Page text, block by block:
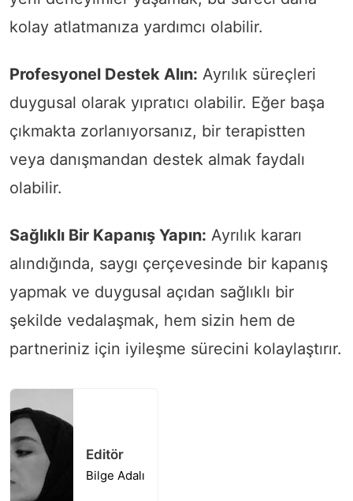
kolay atlatmanıza yardımcı olabilir.
Profesyonel Destek Alın: Ayrılık süreçleri
duygusal olarak yıpratıcı olabilir. Eğer başa
çıkmakta zorlanıyorsanız, bir terapistten
veya danışmandan destek almak faydalı
olabilir.
Sağlıklı Bir Kapanış Yapın: Ayrılık kararı
alındığında, saygı çerçevesinde bir kapanış
yapmak ve duygusal açıdan sağlıklı bir
şekilde vedalaşmak, hem sizin hem de
partneriniz için iyileşme sürecini kolaylaştırır.
Editör
Bilge Adalı